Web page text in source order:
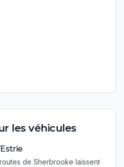
les véhicules
de Sherbrooke laissent